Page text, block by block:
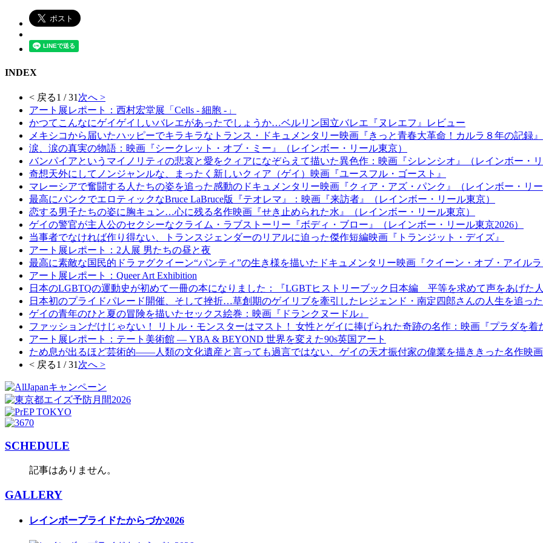
INDEX
< 戻る1 / 31 次へ >
アート展レポート：西村宏堂展「Cells - 細胞 -」
かつてこんなにゲイゲイしいバレエがあったでしょうか…ベルリン国立バレエ『ヌレエフ』レビュー
メキシコから届いたハッピーでキラキラなトランス・ドキュメンタリー映画『きっと青春大革命！カルラ８年の記録』
涙、涙の真実の物語：映画『シークレット・オブ・ミー』（レインボー・リール東京）
バンパイアというマイノリティの悲哀と愛をクィアになぞらえて描いた異色作：映画『シレンシオ』（レインボー・リ
奇想天外にしてノンジャンルな、まったく新しいクィア（ゲイ）映画『ユースフル・ゴースト』
マレーシアで奮闘する人たちの姿を追った感動のドキュメンタリー映画『クィア・アズ・パンク』（レインボー・リー
最高にパンクでエロティックなBruce LaBruce版『テオレマ』：映画『来訪者』（レインボー・リール東京）
恋する男子たちの姿に胸キュン…心に残る名作映画『せき止められた水』（レインボー・リール東京）
ゲイの警官が主人公のセクシーなクライム・ラブストーリー『ボディ・ブロー』（レインボー・リール東京2026）
当事者でなければ作り得ない、トランスジェンダーのリアルに迫った傑作短編映画『トランジット・デイズ』
アート展レポート：2人展 男たちの昼と夜
最高に素敵な国⺠的ドラァグクイーン“パンティ”の生き様を描いたドキュメンタリー映画『クイーン・オブ・アイルラ
アート展レポート：Queer Art Exhibition
日本のLGBTQの運動史が初めて一冊の本になりました：『LGBTヒストリーブック日本編 平等を求めて声をあげた人
日本初のプライドパレード開催、そして挫折…草創期のゲイリブを牽引したレジェンド・南定四郎さんの人生を追っ
ゲイの青年のひと夏の冒険を描いたセックス絵巻：映画『ドランクヌードル』
ファッションだけじゃない！ リトル・モンスターはマスト！ 女性とゲイに捧げられた奇跡の名作：映画『プラダを着
アート展レポート：テート美術館 ― YBA & BEYOND 世界を変えた90s英国アート
ため息が出るほど芸術的――人類の文化遺産と言っても過言ではない、ゲイの天才振付家の偉業を描ききった名作映画
< 戻る1 / 31 次へ >
SCHEDULE
記事はありません。
GALLERY
レインボープライドたからづか2026